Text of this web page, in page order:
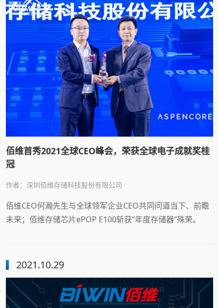
佰维首秀2021全球CEO峰会，荣获全球电子成就奖桂
冠
作者：深圳佰维存储科技股份有限公司
佰维CEO何瀚先生与全球领军企业CEO共同问道当下、前瞻
未来；佰维存储芯片ePOP E100斩获“年度存储器”殊荣。
2021.10.29